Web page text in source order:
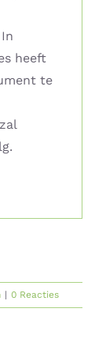
heeft
te
| 0 Reacties